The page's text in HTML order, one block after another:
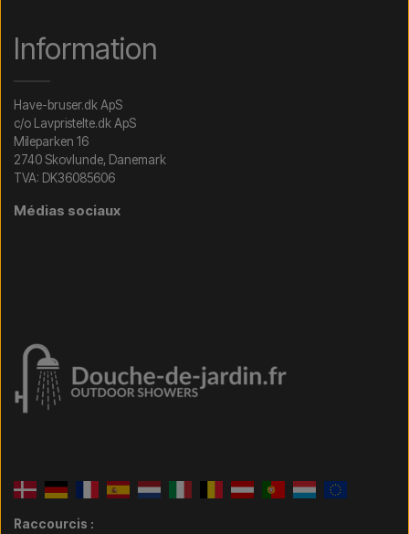
Information
Have-bruser.dk ApS
c/o Lavpristelte.dk ApS
Mileparken 16
2740 Skovlunde, Danemark
TVA: DK36085606
Médias sociaux
Raccourcis :